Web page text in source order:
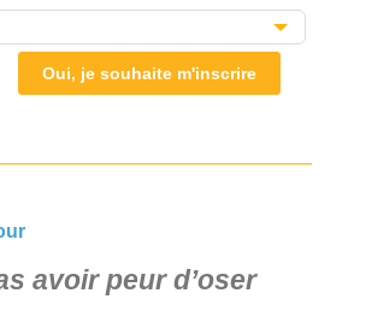
Oui, je souhaite m'inscrire
avoir peur d’oser